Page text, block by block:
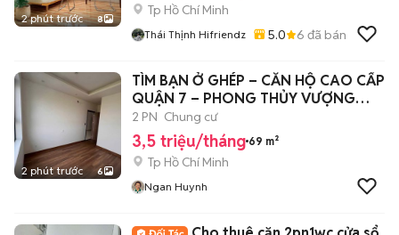
2 phút trước 8
Tp Hồ Chí Minh
Thái Thịnh Hifriendz 5.0 6 đã bán
2 phút trước 6
TÌM BẠN Ở GHÉP – CĂN HỘ CAO CẤP
QUẬN 7 – PHONG THỦY VƯỢNG
TRẠCH
2 PN Chung cư
3,5 triệu/tháng 69 m²
Tp Hồ Chí Minh
Ngan Huynh